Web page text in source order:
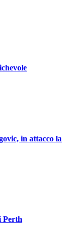
in attacco la
Perth